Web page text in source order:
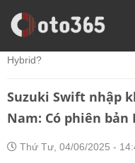
Trang Chủ
Tin Xe
Hybrid?
Suzuki Swift nhập
Nam: Có phiên bản
Thứ Tư, 04/06/2025 -